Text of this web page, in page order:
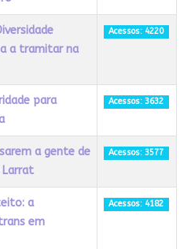
a tramitar na
Acessos: 4220
para
Acessos: 3632
a gente de
Acessos: 3577
a
em
Acessos: 4182